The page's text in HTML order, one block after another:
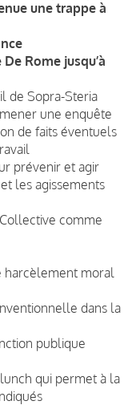
une trappe à
Rome jusqu’à
de Sopra-Steria
une enquête
de faits éventuels
prévenir et agir
les agissements
comme
harcèlement moral
dans la
publique
qui permet à la